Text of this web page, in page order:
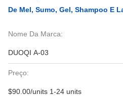
De Mel, Sumo, Gel, Shampoo E
Nome Da Marca:
DUOQI A-03
Preço:
$90.00/units 1-24 units